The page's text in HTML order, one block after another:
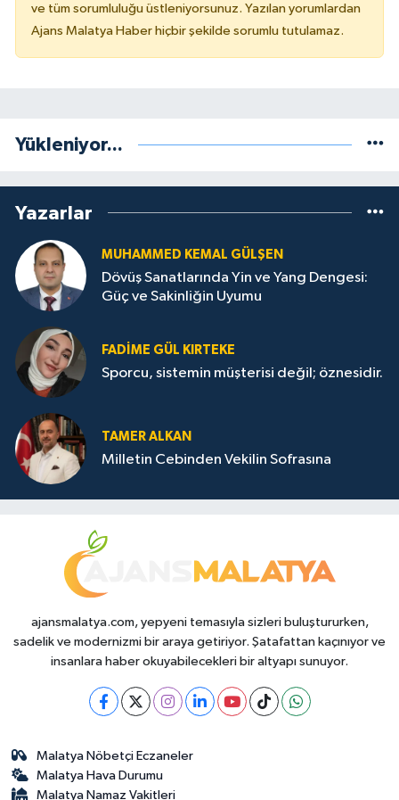
ve tüm sorumluluğu üstleniyorsunuz. Yazılan yorumlardan
Ajans Malatya Haber hiçbir şekilde sorumlu tutulamaz.
Yükleniyor...
Yazarlar
MUHAMMED KEMAL GÜLŞEN
Dövüş Sanatlarında Yin ve Yang Dengesi:
Güç ve Sakinliğin Uyumu
FADIME GÜL KIRTEKE
Sporcu, sistemin müşterisi değil; öznesidir.
TAMER ALKAN
Milletin Cebinden Vekilin Sofrasına
ajansmalatya.com, yepyeni temasıyla sizleri buluştururken,
sadelik ve modernizmi bir araya getiriyor. Şatafattan kaçınıyor ve
insanlara haber okuyabilecekleri bir altyapı sunuyor.
Malatya Nöbetçi Eczaneler
Malatya Hava Durumu
Malatya Namaz Vakitleri